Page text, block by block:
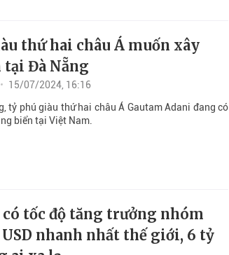
thứ hai châu Á muốn xây
tại Đà Nẵng
15/07/2024, 16:16
tỷ phú giàu thứ hai châu Á Gautam Adani đang có
biển tại Việt Nam.
tốc độ tăng trưởng nhóm
nhanh nhất thế giới, 6 tỷ